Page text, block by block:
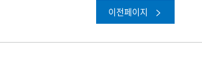
이전페이지